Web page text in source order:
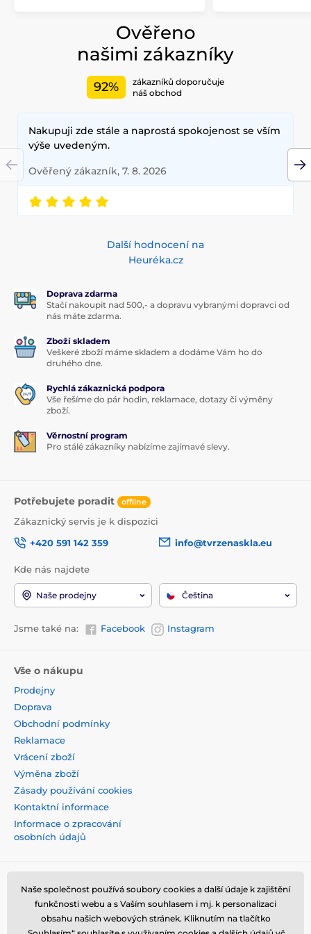
Ověřeno
našimi zákazníky
92%
zákazníků doporučuje
náš obchod
Nakupuji zde stále a naprostá spokojenost se vším
výše uvedeným.
Ověřený zákazník, 7. 8. 2026
Další hodnocení na
Heuréka.cz
Doprava zdarma
Stačí nakoupit nad 500,- a dopravu vybranými dopravci od
nás máte zdarma.
Zboží skladem
Veškeré zboží máme skladem a dodáme Vám ho do
druhého dne.
Rychlá zákaznická podpora
Vše řešíme do pár hodin, reklamace, dotazy či výměny
zboží.
Věrnostní program
Pro stálé zákazníky nabízíme zajímavé slevy.
Potřebujete poradit offline
Zákaznický servis je k dispozici
+420 591 142 359
info@tvrzenaskla.eu
Kde nás najdete
Naše prodejny Čeština
Jsme také na: Facebook Instagram
Vše o nákupu
Prodejny
Doprava
Obchodní podmínky
Reklamace
Vrácení zboží
Výměna zboží
Zásady používání cookies
Kontaktní informace
Informace o zpracování
osobních údajů
Naše společnost používá soubory cookies a další údaje k zajištění
funkčnosti webu a s Vaším souhlasem i mj. k personalizaci
obsahu našich webových stránek. Kliknutím na tlačítko